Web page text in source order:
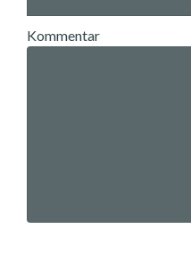
Kommentar